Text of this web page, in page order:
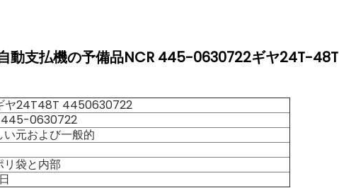
動支払機の予備品NCR 445-0630722ギヤ24T-48T
ヤ24T48T 4450630722
0630722
元および一般的
リ袋と内部